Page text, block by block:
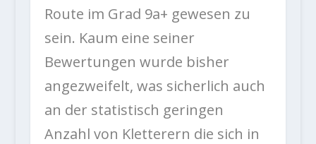
Route im Grad 9a+ gewesen zu
sein. Kaum eine seiner
Bewertungen wurde bisher
angezweifelt, was sicherlich auch
an der statistisch geringen
Anzahl von Kletterern die sich in